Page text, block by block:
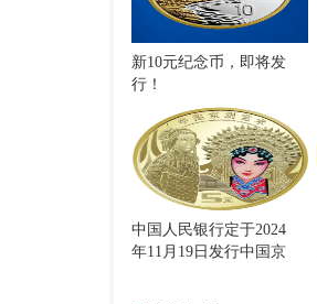
新10元纪念币，即将发
行！
中国人民银行定于2024
年11月19日发行中国京